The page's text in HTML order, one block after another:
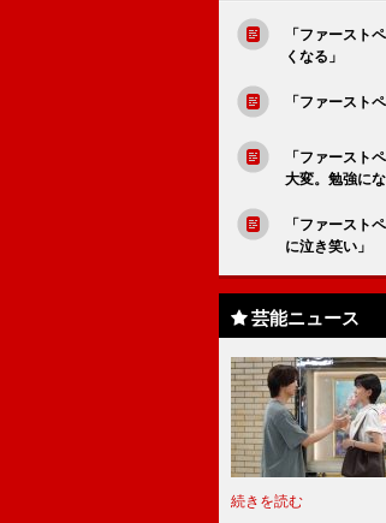
「ファースト
くなる」
「ファースト
「ファースト
大変。勉強にな
「ファースト
に泣き笑い」
芸能ニュース
続きを読む